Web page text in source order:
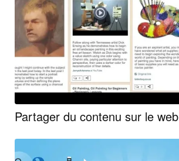
Partager du contenu sur le web